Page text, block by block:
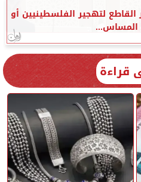
لتهجير الفلسطينيين أو
المساس...
قراءة